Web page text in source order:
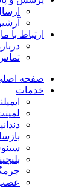
ارتباط با ما
صفحه
خدمات
عصب